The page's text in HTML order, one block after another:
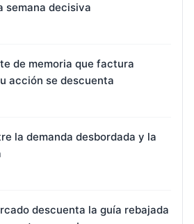
semana decisiva
de memoria que factura
acción se descuenta
la demanda desbordada y la
descuenta la guía rebajada